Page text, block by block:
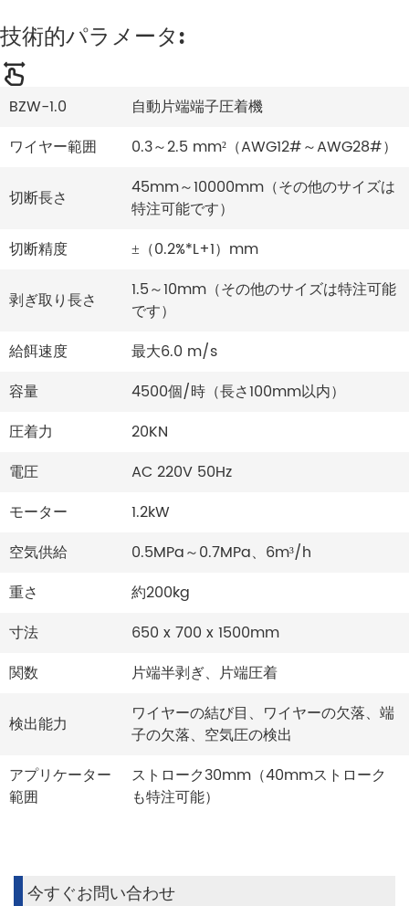
技術的パラメータ:
BZW-1.0
自動片端端子圧着機
ワイヤー範囲
0.3～2.5 mm²（AWG12#～AWG28#）
切断長さ
45mm～10000mm（その他のサイズは
特注可能です）
切断精度
±（0.2%*L+1）mm
剥ぎ取り長さ
1.5～10mm（その他のサイズは特注可能
です）
給餌速度
最大6.0 m/s
容量
4500個/時（長さ100mm以内）
圧着力
20KN
電圧
AC 220V 50Hz
モーター
1.2kW
空気供給
0.5MPa～0.7MPa、6m³/h
重さ
約200kg
寸法
650 x 700 x 1500mm
関数
片端半剥ぎ、片端圧着
検出能力
ワイヤーの結び目、ワイヤーの欠落、端
子の欠落、空気圧の検出
アプリケーター
範囲
ストローク30mm（40mmストローク
も特注可能）
今すぐお問い合わせ